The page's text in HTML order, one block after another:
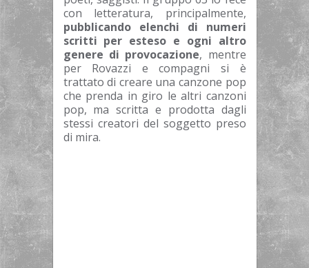
con letteratura, principalmente,
pubblicando elenchi di numeri
scritti per esteso e ogni altro
genere di provocazione, mentre
per Rovazzi e compagni si è
trattato di creare una canzone pop
che prenda in giro le altri canzoni
pop, ma scritta e prodotta dagli
stessi creatori del soggetto preso
di mira.